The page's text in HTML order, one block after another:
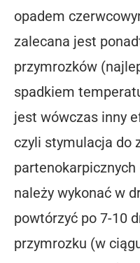
opadem
zalecana jest
przymrozków
spadkiem
jest wówczas inny
czyli stymulacja do
należy wykonać w
powtórzyć po 7-10
przymrozku (w